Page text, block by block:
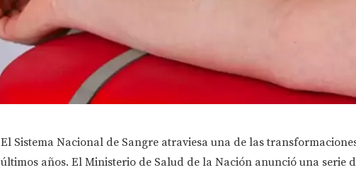
El Sistema Nacional de Sangre atraviesa una de las
últimos años. El Ministerio de Salud de la Nación anunció una serie